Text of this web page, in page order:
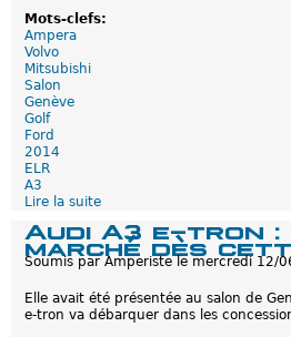
i
Mots-clefs:
Ampera
Volvo
Mitsubishi
Salon
Genève
Golf
Ford
2014
ELR
A3
Lire la suite
S
a
n
d
Audi A3 e-tron :
marché dès
Soumis par Amperiste le mercredi 12/
Elle avait été présentée au salon de
e-tron va débarquer dans les